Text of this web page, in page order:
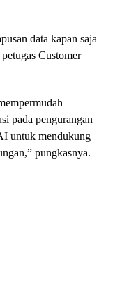
data kapan saja
Customer
pada pengurangan
untuk mendukung
pungkasnya.